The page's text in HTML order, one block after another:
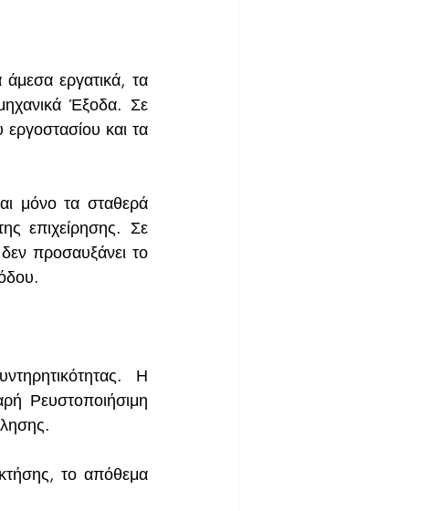
εργατικά, τα
Έξοδα. Σε
και τα
μόνο τα σταθερά
επιχείρησης. Σε
προσαυξάνει το
Η
Ρευστοποιήσιμη
το απόθεμα